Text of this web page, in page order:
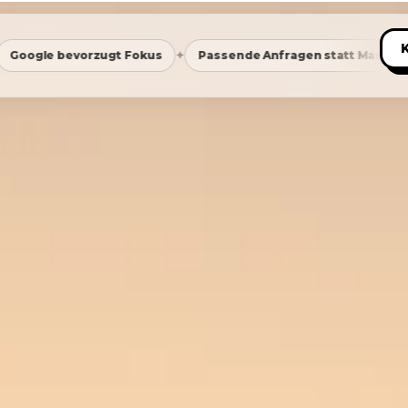
✦ Passende Anfragen statt Masse ✦ Saubere